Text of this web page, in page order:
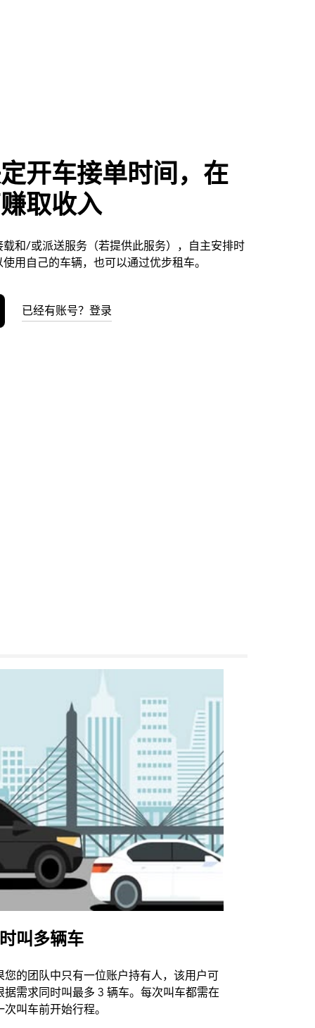
开车接单时间，在
取收入
载和/或派送服务（若提供此服务），自主安排时
用自己的车辆，也可以通过优步租车。
已经有账号？登录
叫多辆车
您的团队中只有一位账户持有人，该用户可
据需求同时叫最多 3 辆车。每次叫车都需在
次叫车前开始行程。